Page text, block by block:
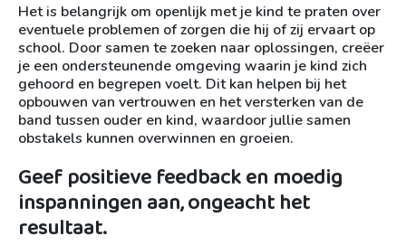
Het is belangrijk om openlijk met je kind te praten over
eventuele problemen of zorgen die hij of zij ervaart op
school. Door samen te zoeken naar oplossingen, creëer
je een ondersteunende omgeving waarin je kind zich
gehoord en begrepen voelt. Dit kan helpen bij het
opbouwen van vertrouwen en het versterken van de
band tussen ouder en kind, waardoor jullie samen
obstakels kunnen overwinnen en groeien.
Geef positieve feedback en moedig
inspanningen aan, ongeacht het
resultaat.